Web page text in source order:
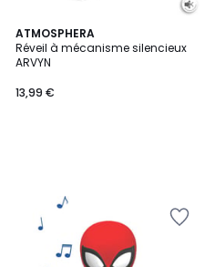
ATMOSPHERA
Réveil à mécanisme silencieux
ARVYN
13,99 €